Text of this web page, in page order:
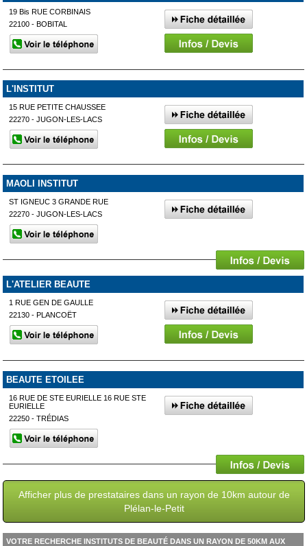
19 Bis RUE CORBINAIS
22100 - BOBITAL
L'INSTITUT
15 RUE PETITE CHAUSSEE
22270 - JUGON-LES-LACS
MAOLI INSTITUT
ST IGNEUC 3 GRANDE RUE
22270 - JUGON-LES-LACS
L'ATELIER BEAUTE
1 RUE GEN DE GAULLE
22130 - PLANCOËT
BEAUTE ETOILEE
16 RUE DE STE EURIELLE 16 RUE STE
EURIELLE
22250 - TRÉDIAS
Afficher plus de prestataires dans un rayon de 10km autour de
Plélan-le-Petit
VOTRE RECHERCHE INSTITUTS DE BEAUTÉ DANS UN RAYON DE 50KM AUX